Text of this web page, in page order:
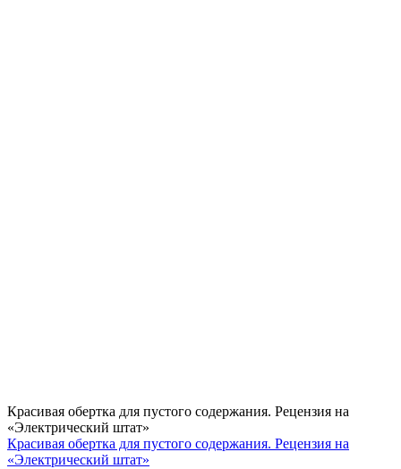
Красивая обертка для пустого содержания. Рецензия на
«Электрический штат»
Красивая обертка для пустого содержания. Рецензия на
«Электрический штат»